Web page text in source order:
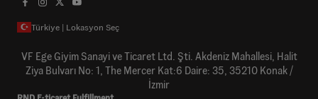
Türkiye | Lokasyon Seç
VF Ege Giyim Sanayi ve Ticaret Ltd. Şti. Akdeniz Mahallesi, Halit
Ziya Bulvarı No: 1, The Mercer Kat:6 Daire: 35, 35210 Konak /
İzmir